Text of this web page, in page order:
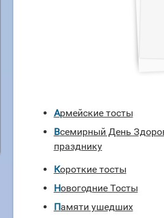
Армейские тосты
Всемирный День Здоровья тосты к
празднику
Короткие тосты
Новогодние Тосты
Памяти ушедших